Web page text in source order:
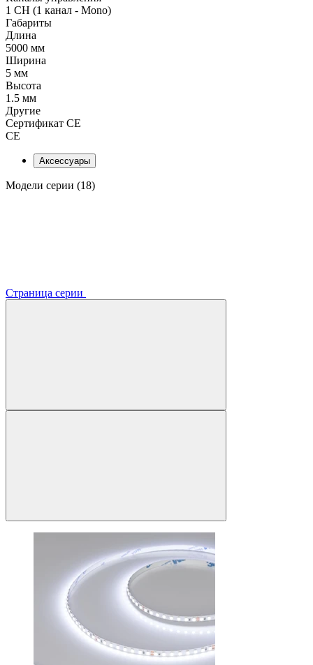
1 CH (1 канал - Mono)
Габариты
Длина
5000 мм
Ширина
5 мм
Высота
1.5 мм
Другие
Сертификат CE
CE
Аксессуары
Модели серии (18)
Страница серии